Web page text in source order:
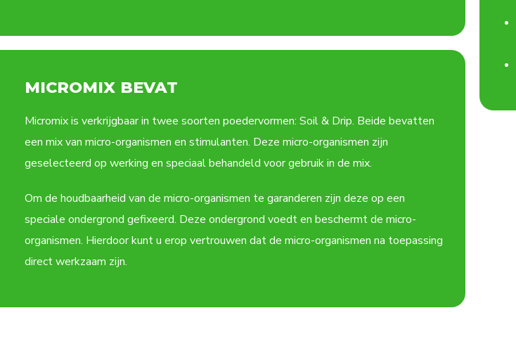
MICROMIX BEVAT
Micromix is verkrijgbaar in twee soorten poedervormen: Soil & Drip. Beide bevatten
een mix van micro-organismen en stimulanten. Deze micro-organismen zijn
geselecteerd op werking en speciaal behandeld voor gebruik in de mix.
Om de houdbaarheid van de micro-organismen te garanderen zijn deze op een
speciale ondergrond gefixeerd. Deze ondergrond voedt en beschermt de micro-
organismen. Hierdoor kunt u erop vertrouwen dat de micro-organismen na toepassing
direct werkzaam zijn.